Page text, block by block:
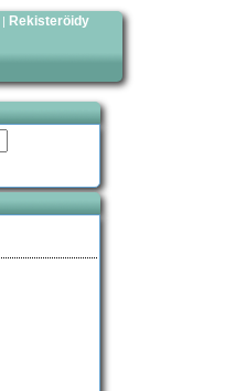
| Rekisteröidy